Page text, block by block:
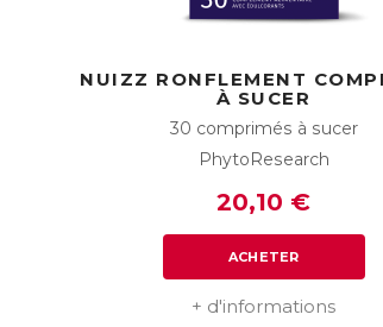
NUIZZ RONFLEMENT
À SUCER
30 comprimés à sucer
PhytoResearch
20,10 €
ACHETER
+ d'informations